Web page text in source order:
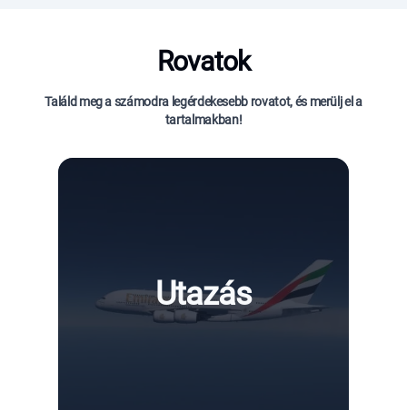
Rovatok
Találd meg a számodra legérdekesebb rovatot, és merülj el a
tartalmakban!
Utazás